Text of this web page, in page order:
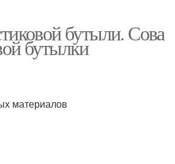
бутыли. Сова
бутылки
материалов